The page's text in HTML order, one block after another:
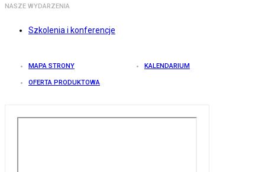
NASZE WYDARZENIA
Szkolenia i konferencje
MAPA STRONY KALENDARIUM
OFERTA PRODUKTOWA